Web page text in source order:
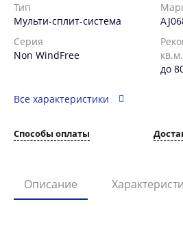
Тип
Мульти-сплит-система
Серия
Non WindFree
кв.м.
до
Все характеристики
Способы оплаты
Описание